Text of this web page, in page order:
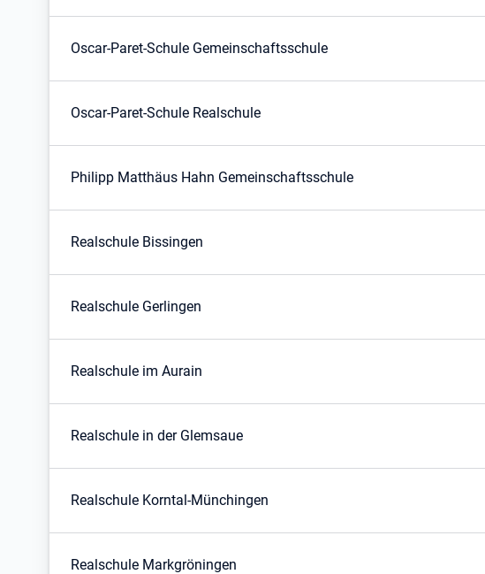
Oscar-Paret-Schule Gemeinschaftsschule
Oscar-Paret-Schule Realschule
Philipp Matthäus Hahn Gemeinschaftsschule
Realschule Bissingen
Realschule Gerlingen
Realschule im Aurain
Realschule in der Glemsaue
Realschule Korntal-Münchingen
Realschule Markgröningen